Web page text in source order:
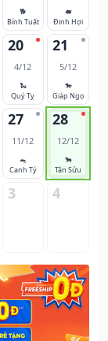
🐕
Bính Tuất
🐖
Đinh Hợi
20
4/12
🐍
Quý Tỵ
21
5/12
🐎
Giáp Ngọ
27
11/12
🐀
Canh Tý
28
12/12
🐂
Tân Sửu
3 4